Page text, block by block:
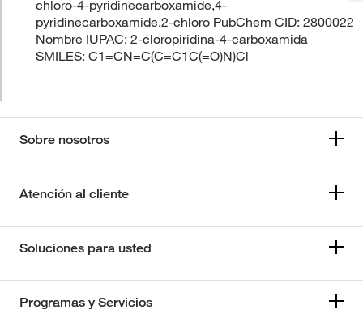
chloro-4-pyridinecarboxamide,4-
pyridinecarboxamide,2-chloro PubChem CID: 2800022
Nombre IUPAC: 2-cloropiridina-4-carboxamida
SMILES: C1=CN=C(C=C1C(=O)N)Cl
Sobre nosotros
Atención al cliente
Soluciones para usted
Programas y Servicios